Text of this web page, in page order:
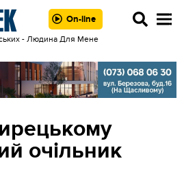
On-line
- Людина Для Мене
очільник